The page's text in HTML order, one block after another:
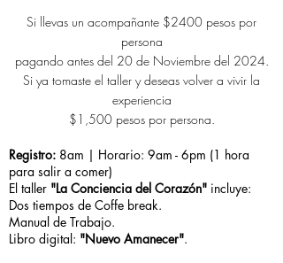
Si llevas un acompañante $2400 pesos por
persona
pagando antes del 20 de Noviembre del 2024.
Si ya tomaste el taller y deseas volver a vivir la
experiencia
$1,500 pesos por persona.
Registro: 8am | Horario: 9am - 6pm (1 hora
para salir a comer)
El taller "La Conciencia del Corazón" incluye:
Dos tiempos de Coffe break.
Manual de Trabajo.
Libro digital: "Nuevo Amanecer".